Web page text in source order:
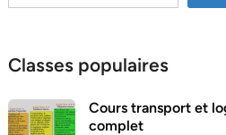
Classes populaires
Cours transport et
complet